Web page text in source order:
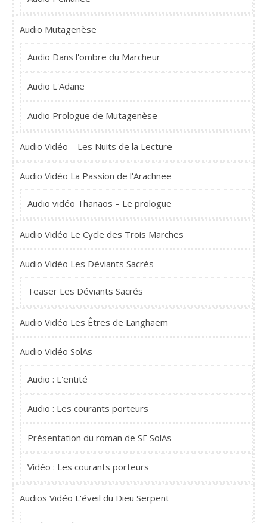
Audio Mutagenèse
Audio Dans l'ombre du Marcheur
Audio L'Adane
Audio Prologue de Mutagenèse
Audio Vidéo – Les Nuits de la Lecture
Audio Vidéo La Passion de l'Arachnee
Audio vidéo Thanäos – Le prologue
Audio Vidéo Le Cycle des Trois Marches
Audio Vidéo Les Déviants Sacrés
Teaser Les Déviants Sacrés
Audio Vidéo Les Êtres de Langhãem
Audio Vidéo SolAs
Audio : L'entité
Audio : Les courants porteurs
Présentation du roman de SF SolAs
Vidéo : Les courants porteurs
Audios Vidéo L'éveil du Dieu Serpent